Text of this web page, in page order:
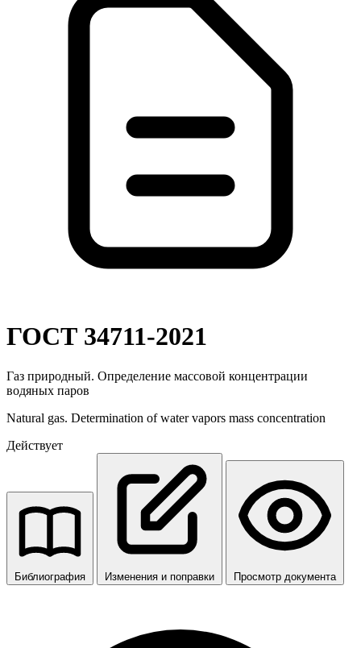
ГОСТ 34711-2021
Газ природный. Определение массовой концентрации
водяных паров
Natural gas. Determination of water vapors mass concentration
Действует
Библиография Изменения и поправки Просмотр документа